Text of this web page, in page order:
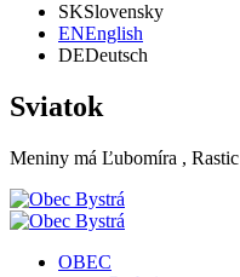
SKSlovensky
ENEnglish
DEDeutsch
Sviatok
Meniny má Ľubomíra , Rastic
OBEC